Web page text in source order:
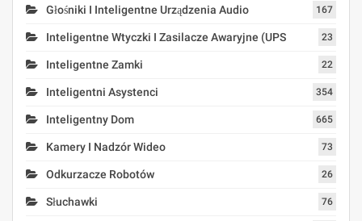
Głośniki I Inteligentne Urządzenia Audio 167
Inteligentne Wtyczki I Zasilacze Awaryjne (UPS 23
Inteligentne Zamki 22
Inteligentni Asystenci 354
Inteligentny Dom 665
Kamery I Nadzór Wideo 73
Odkurzacze Robotów 26
Słuchawki 76